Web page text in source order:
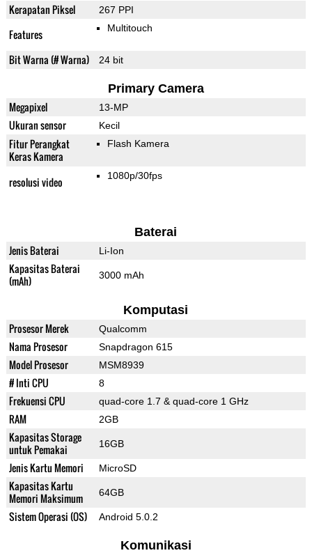
Kerapatan Piksel 267 PPI
Features Multitouch
Bit Warna (# Warna) 24 bit
Primary Camera
Megapixel 13-MP
Ukuran sensor Kecil
Fitur Perangkat
Keras Kamera
Flash Kamera
resolusi video 1080p/30fps
Baterai
Jenis Baterai Li-Ion
Kapasitas Baterai
(mAh)
3000 mAh
Komputasi
Prosesor Merek Qualcomm
Nama Prosesor Snapdragon 615
Model Prosesor MSM8939
# Inti CPU 8
Frekuensi CPU quad-core 1.7 & quad-core 1 GHz
RAM 2GB
Kapasitas Storage
untuk Pemakai
16GB
Jenis Kartu Memori MicroSD
Kapasitas Kartu
Memori Maksimum
64GB
Sistem Operasi (OS) Android 5.0.2
Komunikasi